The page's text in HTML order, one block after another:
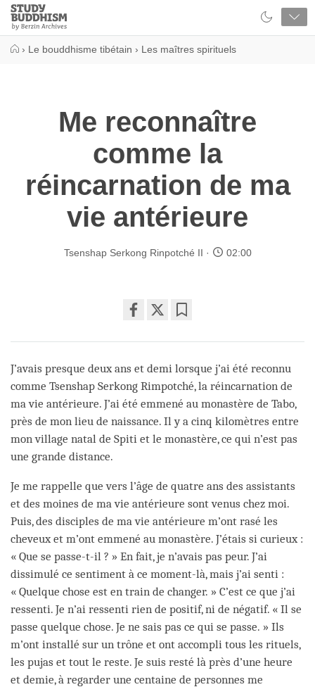
Close
Study
Buddhism
› Le bouddhisme tibétain › Les maîtres spirituels
Me reconnaître
comme la
réincarnation de ma
vie antérieure
Tsenshap Serkong Rinpotché II 02:00
on
facebook
J’avais presque deux ans et demi lorsque j’ai été reconnu
comme Tsenshap Serkong Rimpotché, la réincarnation de
ma vie antérieure. J’ai été emmené au monastère de Tabo,
près de mon lieu de naissance. Il y a cinq kilomètres entre
mon village natal de Spiti et le monastère, ce qui n’est pas
une grande distance.
Je me rappelle que vers l’âge de quatre ans des assistants
et des moines de ma vie antérieure sont venus chez moi.
Puis, des disciples de ma vie antérieure m’ont rasé les
cheveux et m’ont emmené au monastère. J’étais si curieux :
« Que se passe-t-il ? » En fait, je n’avais pas peur. J’ai
dissimulé ce sentiment à ce moment-là, mais j’ai senti :
« Quelque chose est en train de changer. » C’est ce que j’ai
ressenti. Je n’ai ressenti rien de positif, ni de négatif. « Il se
passe quelque chose. Je ne sais pas ce qui se passe. » Ils
m’ont installé sur un trône et ont accompli tous les rituels,
les pujas et tout le reste. Je suis resté là près d’une heure
et demie, à regarder une centaine de personnes me